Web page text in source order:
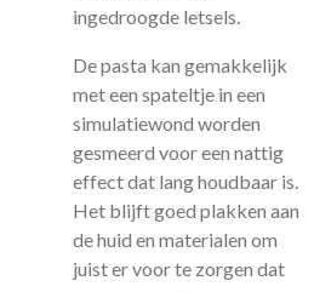
ingedroogde letsels.
De pasta kan gemakkelijk
met een spateltje in een
simulatiewond worden
gesmeerd voor een nattig
effect dat lang houdbaar is.
Het blijft goed plakken aan
de huid en materialen om
juist er voor te zorgen dat